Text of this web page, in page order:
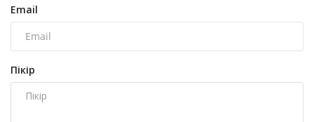
Email
Пікір